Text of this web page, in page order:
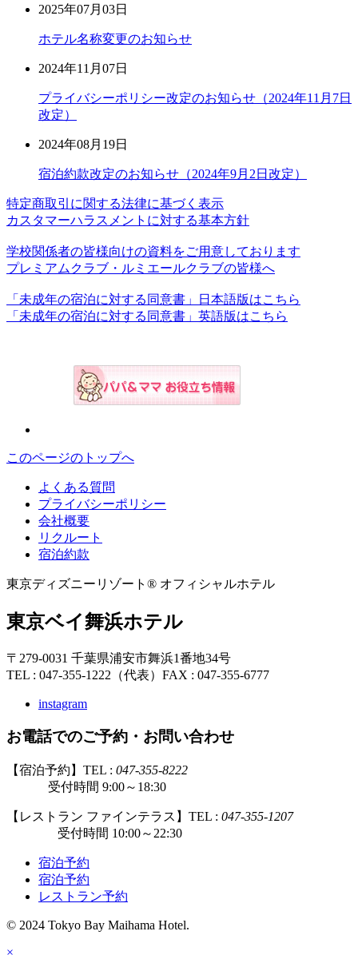
2025年07月03日
ホテル名称変更のお知らせ
2024年11月07日
プライバシーポリシー改定のお知らせ（2024年11月7日
改定）
2024年08月19日
宿泊約款改定のお知らせ（2024年9月2日改定）
特定商取引に関する法律に基づく表示
カスタマーハラスメントに対する基本方針
学校関係者の皆様向けの資料をご用意しております
プレミアムクラブ・ルミエールクラブの皆様へ
「未成年の宿泊に対する同意書」日本語版はこちら
「未成年の宿泊に対する同意書」英語版はこちら
このページのトップへ
よくある質問
プライバシーポリシー
会社概要
リクルート
宿泊約款
東京ディズニーリゾート® オフィシャルホテル
東京ベイ舞浜ホテル
〒279-0031 千葉県浦安市舞浜1番地34号
TEL : 047-355-1222（代表） FAX : 047-355-6777
instagram
お電話でのご予約・お問い合わせ
【宿泊予約】TEL : 047-355-8222
受付時間 9:00～18:30
【レストラン ファインテラス】TEL : 047-355-1207
受付時間 10:00～22:30
宿泊予約
宿泊予約
レストラン予約
© 2024 Tokyo Bay Maihama Hotel.
×